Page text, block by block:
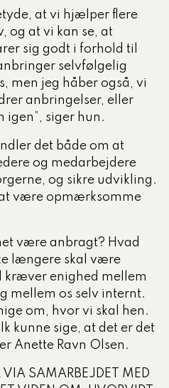
at vi hjælper flere
og at vi kan se, at
sig godt i forhold til
selvfølgelig
men jeg håber også, vi
anbringelser, eller
igen”, siger hun.
det både om at
og medarbejdere
og sikre udvikling.
være opmærksomme
være anbragt? Hvad
længere skal være
kræver enighed mellem
mellem os selv internt.
om, hvor vi skal hen.
kunne sige, at det er det
Anette Ravn Olsen.
SAMARBEJDET MED